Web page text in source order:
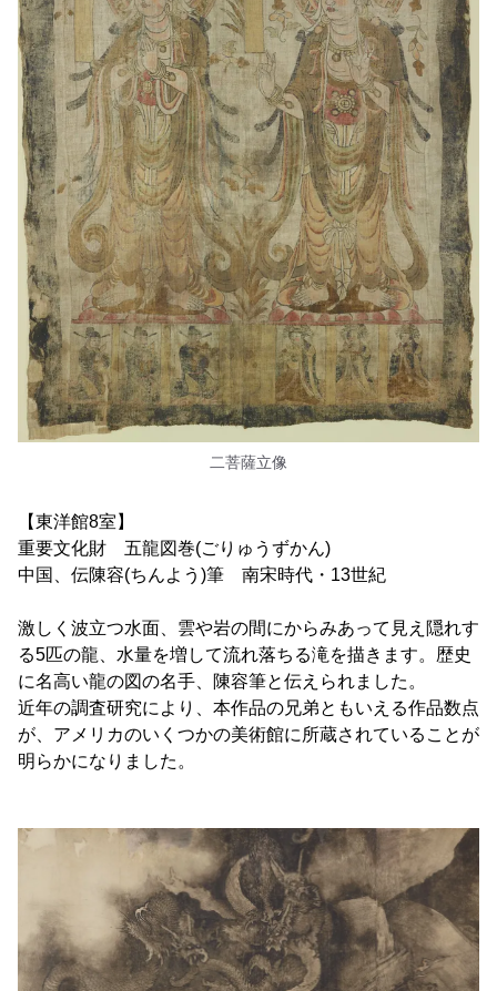
二菩薩立像
【東洋館8室】
重要文化財 五龍図巻(ごりゅうずかん)
中国、伝陳容(ちんよう)筆 南宋時代・13世紀
激しく波立つ水面、雲や岩の間にからみあって見え隠れす
る5匹の龍、水量を増して流れ落ちる滝を描きます。歴史
に名高い龍の図の名手、陳容筆と伝えられました。
近年の調査研究により、本作品の兄弟ともいえる作品数点
が、アメリカのいくつかの美術館に所蔵されていることが
明らかになりました。